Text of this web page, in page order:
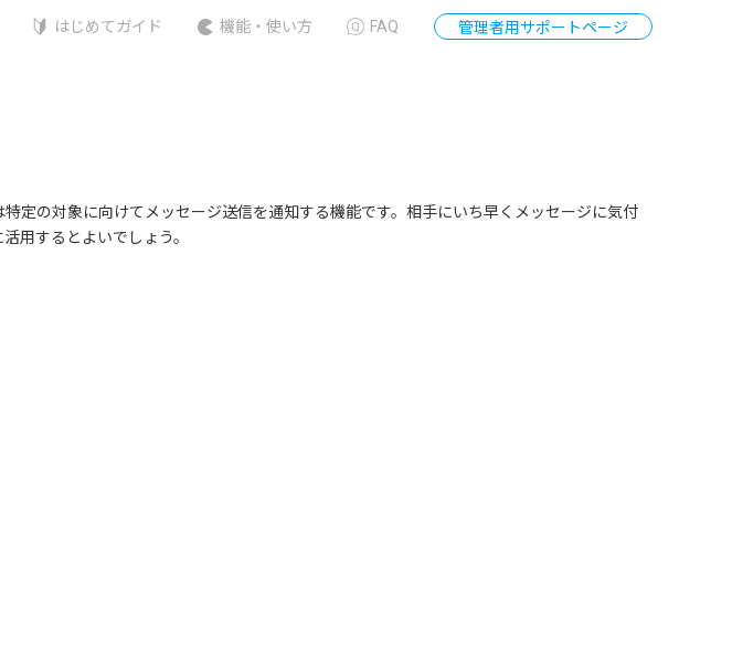
はじめてガイド 機能・使い方 FAQ 管理者用サポートページ
定の対象に向けてメッセージ送信を通知する機能です。 相手にいち早くメッセージに気付
用するとよいでしょう。